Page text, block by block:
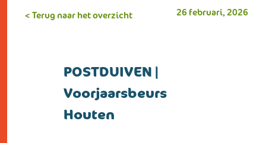
home
assortiment
winkels
nieuws
< Terug naar het overzicht 26 februari, 2026
POSTDUIVEN |
Voorjaarsbeurs
Houten